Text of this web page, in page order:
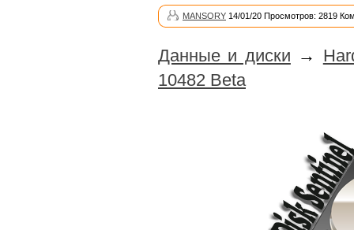
MANSORY 14/01/20 Просмотров: 2819
Данные и диски →
10482 Beta